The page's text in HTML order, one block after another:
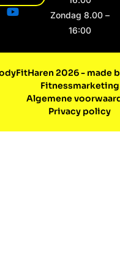
Y
u
e
Zondag 8.00 –
16:00
2026 - made
Fitnessmarketing
Algemene
Privacy policy